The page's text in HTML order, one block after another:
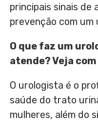
principais sinais de
prevenção com um
O que faz um
atende? Veja
O urologista é o
saúde do trato
mulheres, além do